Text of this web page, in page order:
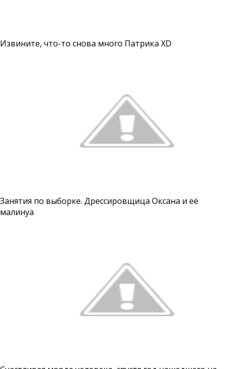
Извините, что-то снова много Патрика XD
Занятия по выборке. Дрессировщица Оксана и её
малинуа